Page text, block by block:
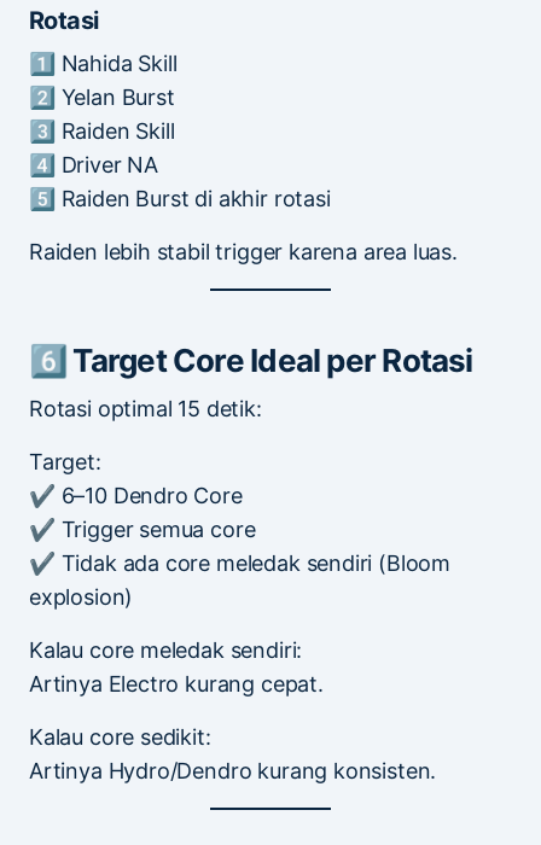
Rotasi
1️⃣ Nahida Skill
2️⃣ Yelan Burst
3️⃣ Raiden Skill
4️⃣ Driver NA
5️⃣ Raiden Burst di akhir rotasi
Raiden lebih stabil trigger karena area luas.
6️⃣ Target Core Ideal per Rotasi
Rotasi optimal 15 detik:
Target:
✔ 6–10 Dendro Core
✔ Trigger semua core
✔ Tidak ada core meledak sendiri (Bloom
explosion)
Kalau core meledak sendiri:
Artinya Electro kurang cepat.
Kalau core sedikit:
Artinya Hydro/Dendro kurang konsisten.